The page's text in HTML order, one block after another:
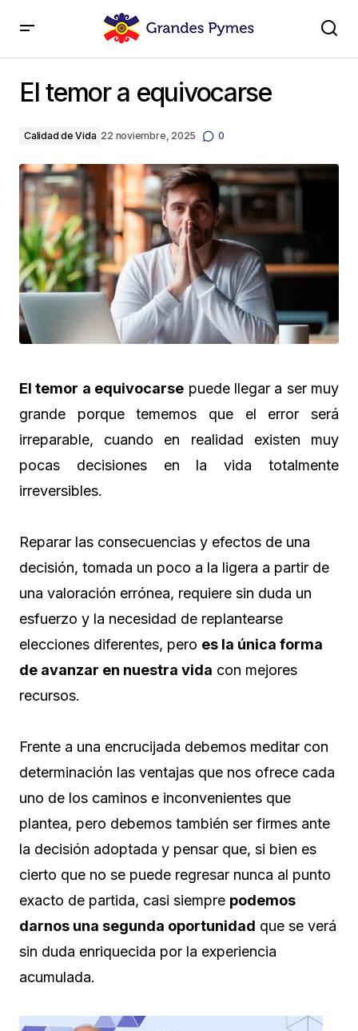
El temor a equivocarse
Calidad de Vida 22 noviembre, 2025 0
El temor a equivocarse puede llegar a ser muy
grande porque tememos que el error será
irreparable, cuando en realidad existen muy
pocas decisiones en la vida totalmente
irreversibles.
Reparar las consecuencias y efectos de una
decisión, tomada un poco a la ligera a partir de
una valoración errónea, requiere sin duda un
esfuerzo y la necesidad de replantearse
elecciones diferentes, pero es la única forma
de avanzar en nuestra vida con mejores
recursos.
Frente a una encrucijada debemos meditar con
determinación las ventajas que nos ofrece cada
uno de los caminos e inconvenientes que
plantea, pero debemos también ser firmes ante
la decisión adoptada y pensar que, si bien es
cierto que no se puede regresar nunca al punto
exacto de partida, casi siempre podemos
darnos una segunda oportunidad que se verá
sin duda enriquecida por la experiencia
acumulada.